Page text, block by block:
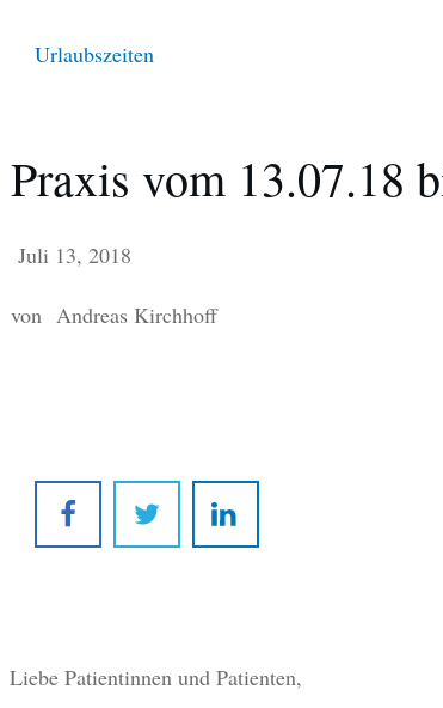
Urlaubszeiten
Praxis vom 13.07.18
Juli 13, 2018
von Andreas Kirchhoff
Liebe Patientinnen und Patienten,